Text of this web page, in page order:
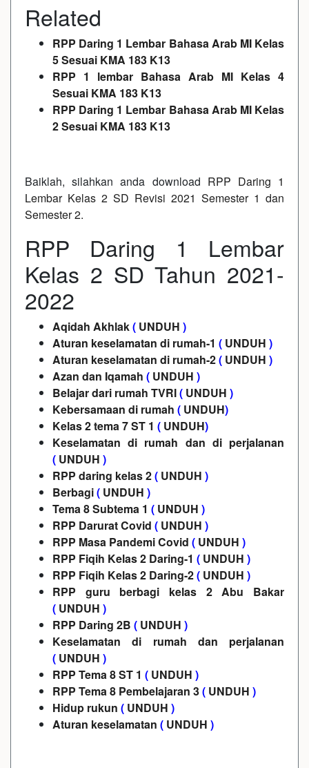
Related
RPP Daring 1 Lembar Bahasa Arab MI Kelas
5 Sesuai KMA 183 K13
RPP 1 lembar Bahasa Arab MI Kelas 4
Sesuai KMA 183 K13
RPP Daring 1 Lembar Bahasa Arab MI Kelas
2 Sesuai KMA 183 K13
Baiklah, silahkan anda download RPP Daring 1
Lembar Kelas 2 SD Revisi 2021 Semester 1 dan
Semester 2.
RPP Daring 1 Lembar
Kelas 2 SD Tahun 2021-
2022
Aqidah Akhlak( UNDUH )
Aturan keselamatan di rumah-1 ( UNDUH )
Aturan keselamatan di rumah-2( UNDUH )
Azan dan Iqamah ( UNDUH )
Belajar dari rumah TVRI( UNDUH )
Kebersamaan di rumah ( UNDUH)
Kelas 2 tema 7 ST 1 ( UNDUH)
Keselamatan di rumah dan di perjalanan
( UNDUH )
RPP daring kelas 2( UNDUH )
Berbagi( UNDUH )
Tema 8 Subtema 1 ( UNDUH )
RPP Darurat Covid ( UNDUH )
RPP Masa Pandemi Covid ( UNDUH )
RPP Fiqih Kelas 2 Daring-1 ( UNDUH )
RPP Fiqih Kelas 2 Daring-2( UNDUH )
RPP guru berbagi kelas 2 Abu Bakar
( UNDUH )
RPP Daring 2B ( UNDUH )
Keselamatan di rumah dan perjalanan
( UNDUH )
RPP Tema 8 ST 1 ( UNDUH )
RPP Tema 8 Pembelajaran 3( UNDUH )
Hidup rukun ( UNDUH )
Aturan keselamatan ( UNDUH )